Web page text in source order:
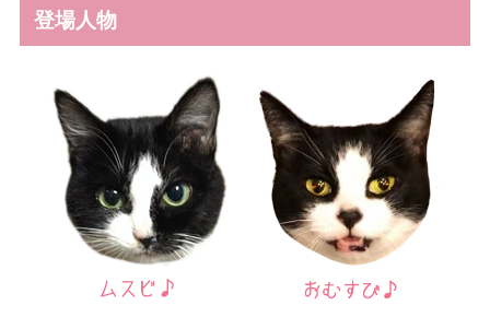
登場人物